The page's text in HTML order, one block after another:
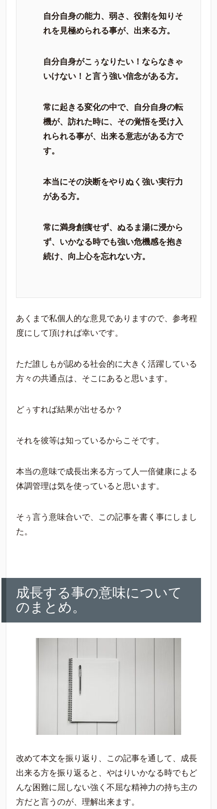
自分自身の能力、弱さ、役割を知りそ
れを見極められる事が、出来る方。
自分自身がこぅなりたい！ならなきゃ
いけない！と言う強い信念がある方。
常に起きる変化の中で、自分自身の転
機が、訪れた時に、その覚悟を受け入
れられる事が、出来る意志がある方で
す。
本当にその決断をやりぬく強い実行力
がある方。
常に満身創痍せず、ぬるま湯に浸から
ず、いかなる時でも強い危機感を抱き
続け、向上心を忘れない方。
あくまで私個人的な意見でありますので、参考程
度にして頂ければ幸いです。
ただ誰しもが認める社会的に大きく活躍している
方々の共通点は、そこにあると思います。
どぅすれば結果が出せるか？
それを彼等は知っているからこそです。
本当の意味で成長出来る方って人一倍健康による
体調管理は気を使っていると思います。
そぅ言う意味合いで、この記事を書く事にしまし
た。
成長する事の意味について
のまとめ。
改めて本文を振り返り、この記事を通して、成長
出来る方を振り返ると、やはりいかなる時でもど
んな困難に屈しない強く不屈な精神力の持ち主の
方だと言うのが、理解出来ます。